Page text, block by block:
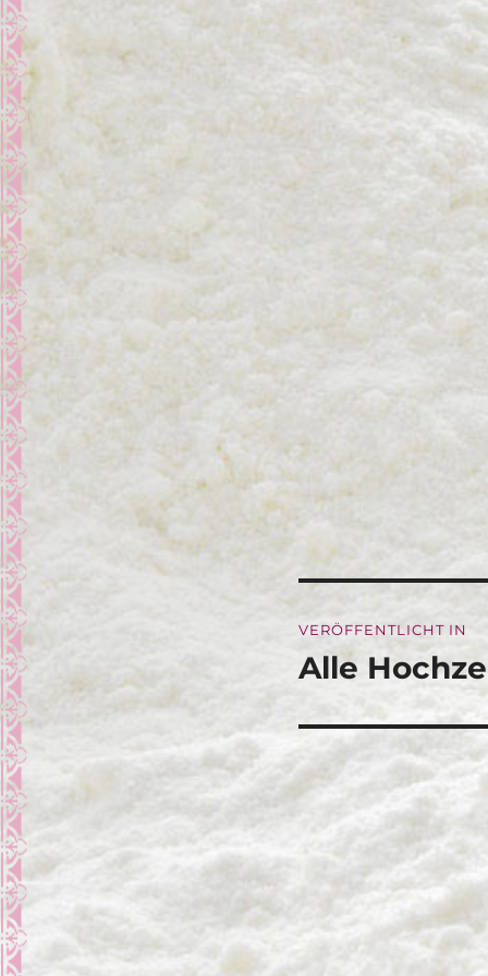
VERÖFFENTLICHT IN
Alle